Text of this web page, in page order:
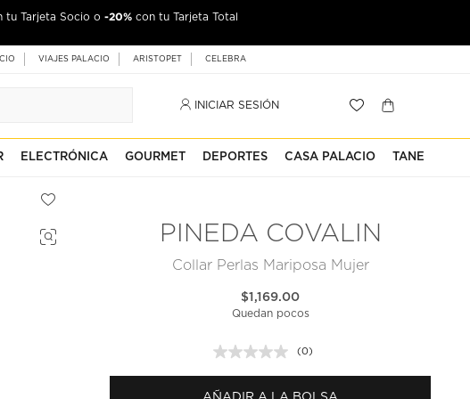
tu Tarjeta Socio o -20% con tu Tarjeta Total
VIAJES PALACIO ARISTOPET CELEBRA
INICIAR SESIÓN
ELECTRÓNICA GOURMET DEPORTES CASA PALACIO TANE
PINEDA COVALIN
Collar Perlas Mariposa Mujer
$1,169.00
Quedan pocos
Sin
puntuación.
(0)